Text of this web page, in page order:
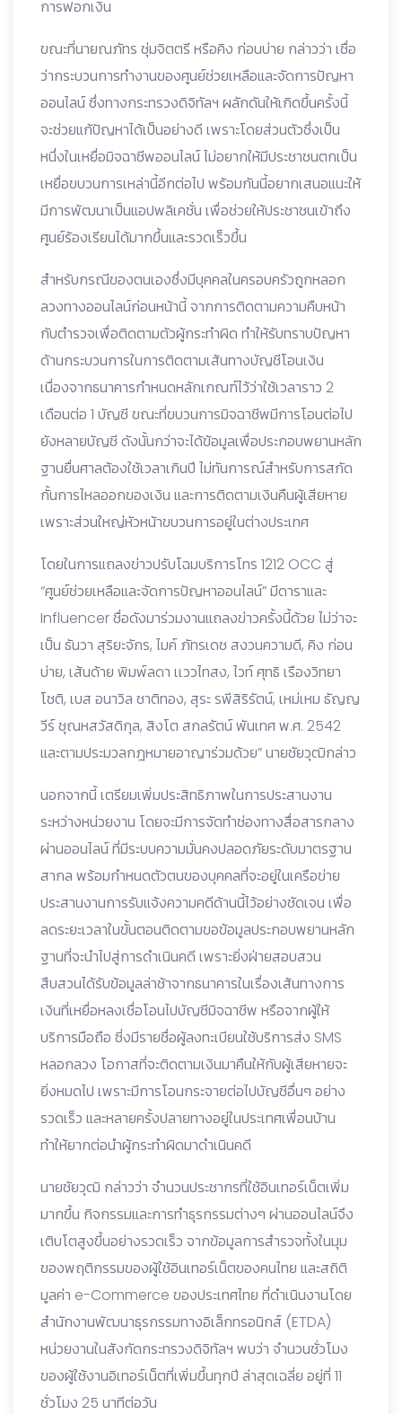
การฟอกเงิน
ขณะที่นายณภัทร ชุ่มจิตตรี หรือคิง ก่อนบ่าย กล่าวว่า เชื่อ
ว่ากระบวนการทำงานของศูนย์ช่วยเหลือและจัดการปัญหา
ออนไลน์ ซึ่งทางกระทรวงดิจิทัลฯ ผลักดันให้เกิดขึ้นครั้งนี้
จะช่วยแก้ปัญหาได้เป็นอย่างดี เพราะโดยส่วนตัวซึ่งเป็น
หนึ่งในเหยื่อมิจฉาชีพออนไลน์ ไม่อยากให้มีประชาชนตกเป็น
เหยื่อขบวนการเหล่านี้อีกต่อไป พร้อมกันนี้อยากเสนอแนะให้
มีการพัฒนาเป็นแอปพลิเคชั่น เพื่อช่วยให้ประชาชนเข้าถึง
ศูนย์ร้องเรียนได้มากขึ้นและรวดเร็วขึ้น
สำหรับกรณีของตนเองซึ่งมีบุคคลในครอบครัวถูกหลอก
ลวงทางออนไลน์ก่อนหน้านี้ จากการติดตามความคืบหน้า
กับตำรวจเพื่อติดตามตัวผู้กระทำผิด ทำให้รับทราบปัญหา
ด้านกระบวนการในการติดตามเส้นทางบัญชีโอนเงิน
เนื่องจากธนาคารกำหนดหลักเกณฑ์ไว้ว่าใช้เวลาราว 2
เดือนต่อ 1 บัญชี ขณะที่ขบวนการมิจฉาชีพมีการโอนต่อไป
ยังหลายบัญชี ดังนั้นกว่าจะได้ข้อมูลเพื่อประกอบพยานหลัก
ฐานยื่นศาลต้องใช้เวลาเกินปี ไม่ทันการณ์สำหรับการสกัด
กั้นการไหลออกของเงิน และการติดตามเงินคืนผู้เสียหาย
เพราะส่วนใหญ่หัวหน้าขบวนการอยู่ในต่างประเทศ
โดยในการแถลงข่าวปรับโฉมบริการโทร 1212 OCC สู่
“ศูนย์ช่วยเหลือและจัดการปัญหาออนไลน์” มีดาราและ
Influencer ชื่อดังมาร่วมงานแถลงข่าวครั้งนี้ด้วย ไม่ว่าจะ
เป็น ธันวา สุริยะจักร, ไมค์ ภัทรเดช สงวนความดี, คิง ก่อน
บ่าย, เส้นด้าย พิมพ์ลดา เเววไทสง, ไวท์ ศุทธิ เรืองวิทยา
โชติ, เบส อนาวิล ชาติทอง, สุระ รพีสิริรัตน์, เหม่เหม ธัญญ
วีร์ ชุณหสวัสดิกุล, สิงโต สกลรัตน์ พันเทศ พ.ศ. 2542
และตามประมวลกฎหมายอาญาร่วมด้วย” นายชัยวุฒิกล่าว
นอกจากนี้ เตรียมเพิ่มประสิทธิภาพในการประสานงาน
ระหว่างหน่วยงาน โดยจะมีการจัดทำช่องทางสื่อสารกลาง
ผ่านออนไลน์ ที่มีระบบความมั่นคงปลอดภัยระดับมาตรฐาน
สากล พร้อมกำหนดตัวตนของบุคคลที่จะอยู่ในเครือข่าย
ประสานงานการรับแจ้งความคดีด้านนี้ไว้อย่างชัดเจน เพื่อ
ลดระยะเวลาในขั้นตอนติดตามขอข้อมูลประกอบพยานหลัก
ฐานที่จะนำไปสู่การดำเนินคดี เพราะยิ่งฝ่ายสอบสวน
สืบสวนได้รับข้อมูลล่าช้าจากธนาคารในเรื่องเส้นทางการ
เงินที่เหยื่อหลงเชื่อโอนไปบัญชีมิจฉาชีพ หรือจากผู้ให้
บริการมือถือ ซี่งมีรายชื่อผู้ลงทะเบียนใช้บริการส่ง SMS
หลอกลวง โอกาสที่จะติดตามเงินมาคืนให้กับผู้เสียหายจะ
ยิ่งหมดไป เพราะมีการโอนกระจายต่อไปบัญชีอื่นๆ อย่าง
รวดเร็ว และหลายครั้งปลายทางอยู่ในประเทศเพื่อนบ้าน
ทำให้ยากต่อนำผู้กระทำผิดมาดำเนินคดี
นายชัยวุฒิ กล่าวว่า จำนวนประชากรที่ใช้อินเทอร์เน็ตเพิ่ม
มากขึ้น กิจกรรมและการทำธุรกรรมต่างๆ ผ่านออนไลน์จึง
เติบโตสูงขึ้นอย่างรวดเร็ว จากข้อมูลการสำรวจทั้งในมุม
ของพฤติกรรมของผู้ใช้อินเทอร์เน็ตของคนไทย และสถิติ
มูลค่า e-Commerce ของประเทศไทย ที่ดำเนินงานโดย
สำนักงานพัฒนาธุรกรรมทางอิเล็กทรอนิกส์ (ETDA)
หน่วยงานในสังกัดกระทรวงดิจิทัลฯ พบว่า จำนวนชั่วโมง
ของผู้ใช้งานอิเทอร์เน็ตที่เพิ่มขึ้นทุกปี ล่าสุดเฉลี่ย อยู่ที่ 11
ชั่วโมง 25 นาทีต่อวัน